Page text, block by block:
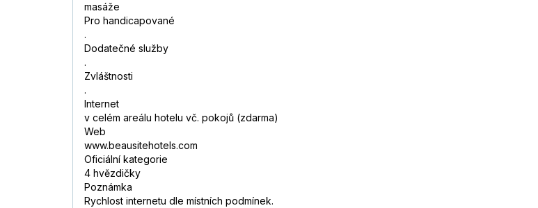
masáže
Pro handicapované
.
Dodatečné služby
.
Zvláštnosti
.
Internet
v celém areálu hotelu vč. pokojů (zdarma)
Web
www.beausitehotels.com
Oficiální kategorie
4 hvězdičky
Poznámka
Rychlost internetu dle místních podmínek.